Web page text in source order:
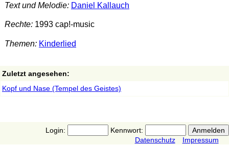
Text und Melodie: Daniel Kallauch
Rechte:1993 cap!-music
Themen: Kinderlied
Zuletzt angesehen:
Kopf und Nase (Tempel des Geistes)
Login:
Kennwort:
Datenschutz
Impressum